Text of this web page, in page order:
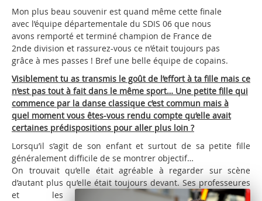
Mon plus beau souvenir est quand même cette finale
avec l’équipe départementale du SDIS 06 que nous
avons remporté et terminé champion de France de
2nde division et rassurez-vous ce n’était toujours pas
grâce à mes passes ! Bref une belle équipe de copains.
Visiblement tu as transmis le goût de l’effort à ta fille mais ce
n’est pas tout à fait dans le même sport… Une petite fille qui
commence par la danse classique c’est commun mais à
quel moment vous êtes-vous rendu compte qu’elle avait
certaines prédispositions pour aller plus loin ?
Lorsqu’il s’agit de son enfant et surtout de sa petite fille
généralement difficile de se montrer objectif…
On trouvait qu’elle était agréable à regarder sur scène
d’autant plus qu’elle était toujours devant. Sesprofesseures
et les